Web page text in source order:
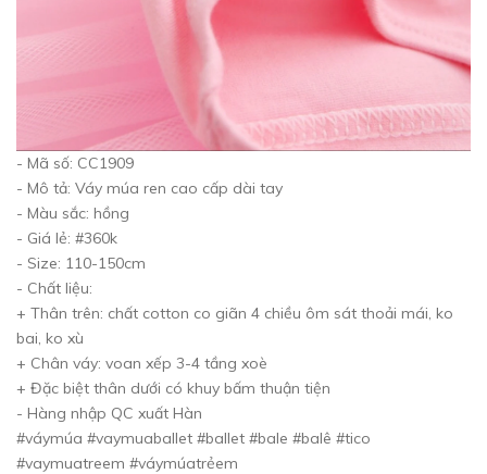
- Mã số: CC1909
- Mô tả: Váy múa ren cao cấp dài tay
- Màu sắc: hồng
- Giá lẻ: #360k
- Size: 110-150cm
- Chất liệu:
+ Thân trên: chất cotton co giãn 4 chiều ôm sát thoải mái, ko
bai, ko xù
+ Chân váy: voan xếp 3-4 tầng xoè
+ Đặc biệt thân dưới có khuy bấm thuận tiện
- Hàng nhập QC xuất Hàn
#váymúa #vaymuaballet #ballet #bale #balê #tico
#vaymuatreem #váymúatrẻem